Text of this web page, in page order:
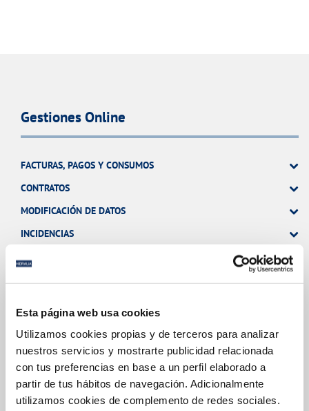
Esta página web usa cookies
Utilizamos cookies propias y de terceros para analizar
nuestros servicios y mostrarte publicidad relacionada
con tus preferencias en base a un perfil elaborado a
partir de tus hábitos de navegación. Adicionalmente
utilizamos cookies de complemento de redes sociales.
Gestiones Online
FACTURAS, PAGOS Y CONSUMOS
CONTRATOS
MODIFICACIÓN DE DATOS
INCIDENCIAS
Tu Servicio